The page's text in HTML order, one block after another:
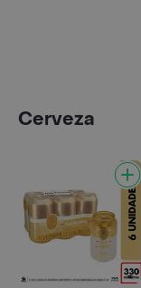
Cerveza